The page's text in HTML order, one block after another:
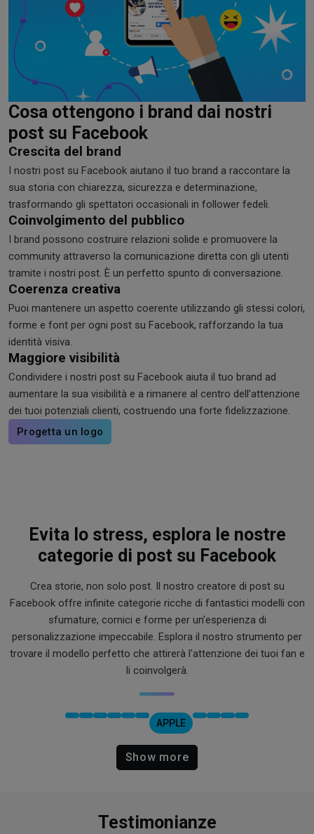
Cosa ottengono i brand dai nostri
post su Facebook
Crescita del brand
I nostri post su Facebook aiutano il tuo brand a raccontare la
sua storia con chiarezza, sicurezza e determinazione,
trasformando gli spettatori occasionali in follower fedeli.
Coinvolgimento del pubblico
I brand possono costruire relazioni solide e promuovere la
community attraverso la comunicazione diretta con gli utenti
tramite i nostri post. È un perfetto spunto di conversazione.
Coerenza creativa
Puoi mantenere un aspetto coerente utilizzando gli stessi colori,
forme e font per ogni post su Facebook, rafforzando la tua
identità visiva.
Maggiore visibilità
Condividere i nostri post su Facebook aiuta il tuo brand ad
aumentare la sua visibilità e a rimanere al centro dell'attenzione
dei tuoi potenziali clienti, costruendo una forte fidelizzazione.
Progetta un logo
Evita lo stress, esplora le nostre
categorie di post su Facebook
Crea storie, non solo post. Il nostro creatore di post su
Facebook offre infinite categorie ricche di fantastici modelli con
sfumature, cornici e forme per un'esperienza di
personalizzazione impeccabile. Esplora il nostro strumento per
trovare il modello perfetto che attirerà l'attenzione dei tuoi fan e
li coinvolgerà.
APPLE
Show more
Testimonianze